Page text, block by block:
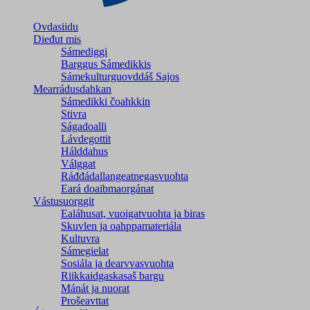
Ovdasiidu
Dieđut mis
Sámediggi
Barggus Sámedikkis
Sámekulturguovddáš Sajos
Mearrádusdahkan
Sámedikki čoahkkin
Stivra
Ságadoalli
Lávdegottit
Hálddahus
Válggat
Ráđđádallangeatnegas­vuohta
Eará doaibmaorgánat
Vástusuorggit
Ealáhusat, vuoigatvuohta ja biras
Skuvlen ja oahppamateriála
Kultuvra
Sámegielat
Sosiála ja dearvvasvuohta
Riikkaidgaskasaš bargu
Mánát ja nuorat
Prošeavttat